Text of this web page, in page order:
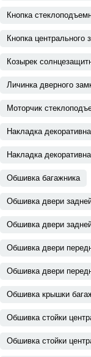
Кнопка
Кнопка центрального
Козырек
Личинка дверного
Моторчик
Накладка
Накладка
Обшивка багажника
Обшивка двери
Обшивка двери
Обшивка двери
Обшивка двери
Обшивка крышки
Обшивка стойки
Обшивка стойки